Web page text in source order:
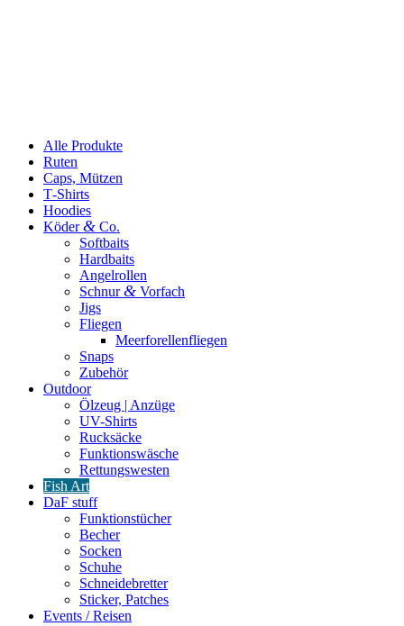
Alle Produkte
Ruten
Caps, Mützen
T‑Shirts
Hoodies
Köder& Co.
Softbaits
Hardbaits
Angelrollen
Schnur& Vorfach
Jigs
Fliegen
Meerforellenfliegen
Snaps
Zubehör
Outdoor
Ölzeug | Anzüge
UV-Shirts
Rucksäcke
Funktionswäsche
Rettungswesten
Fish Art
DaF stuff
Funktionstücher
Becher
Socken
Schuhe
Schneidebretter
Sticker, Patches
Events / Reisen